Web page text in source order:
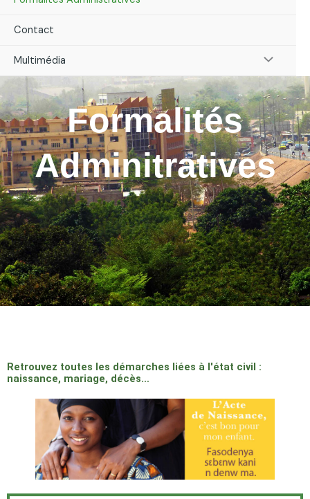
Contact
Multimédia Menu
Toggle
Formalités
Adminitratives
Retrouvez toutes les démarches liées à l'état civil :
naissance, mariage, décès…